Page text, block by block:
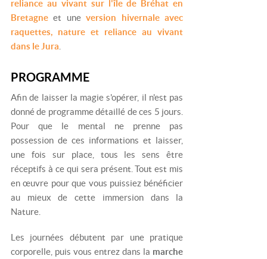
reliance au vivant sur l'île de Bréhat en
Bretagne et uneversion hivernale avec
raquettes, nature et reliance au vivant
dans le Jura
PROGRAMME
Afin de laisser la magie s'opérer, il n'est pas
donné de programme détaillé de ces 5 jours.
Pour que le mental ne prenne pas
possession de ces informations et laisser,
une fois sur place, tous les sens être
réceptifs à ce qui sera présent. Tout est mis
en œuvre pour que vous puissiez bénéficier
au mieux de cette immersion dans la
Nature.
Les journées débutent par une pratique
corporelle, puis vous entrez dans la marche